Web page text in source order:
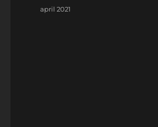
Geplaatst
april 2021